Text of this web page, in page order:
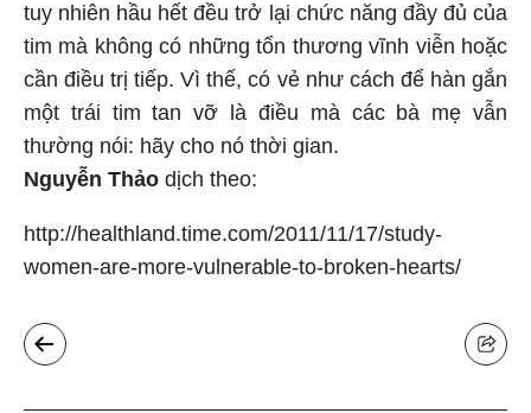
tuy nhiên hầu hết đều trở lại chức năng đầy đủ của
tim mà không có những tổn thương vĩnh viễn hoặc
cần điều trị tiếp. Vì thế, có vẻ như cách để hàn gắn
một trái tim tan vỡ là điều mà các bà mẹ vẫn
thường nói: hãy cho nó thời gian.
Nguyễn Thảo dịch theo:
http://healthland.time.com/2011/11/17/study-
women-are-more-vulnerable-to-broken-hearts/